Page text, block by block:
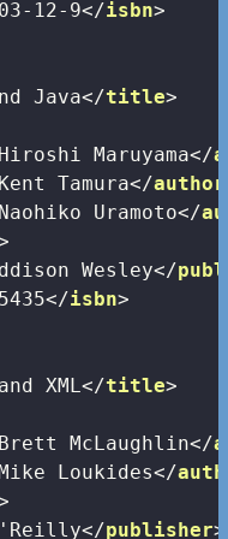
12-9</isbn>
Java</title>
Hiroshi Maruyama</
Kent Tamura</author
Naohiko Uramoto</
Wesley</
</isbn>
XML</title>
Brett McLaughlin</
Loukides</
</publisher>